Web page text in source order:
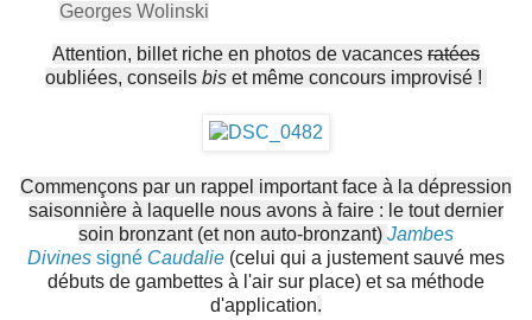
Georges Wolinski
Attention, billet riche en photos de vacances ratées
oubliées, conseils bis et même concours improvisé !
Commençons par un rappel important face à la dépression
saisonnière à laquelle nous avons à faire : le tout dernier
soin bronzant (et non auto-bronzant) Jambes
Divines signé Caudalie (celui qui a justement sauvé mes
débuts de gambettes à l'air sur place) et sa méthode
d'application.